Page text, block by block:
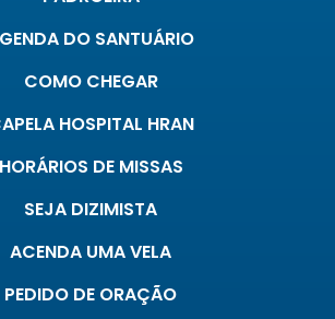
DO SANTUÁRIO
COMO CHEGAR
HOSPITAL HRAN
HORÁRIOS DE MISSAS
SEJA DIZIMISTA
ACENDA UMA VELA
PEDIDO DE ORAÇÃO